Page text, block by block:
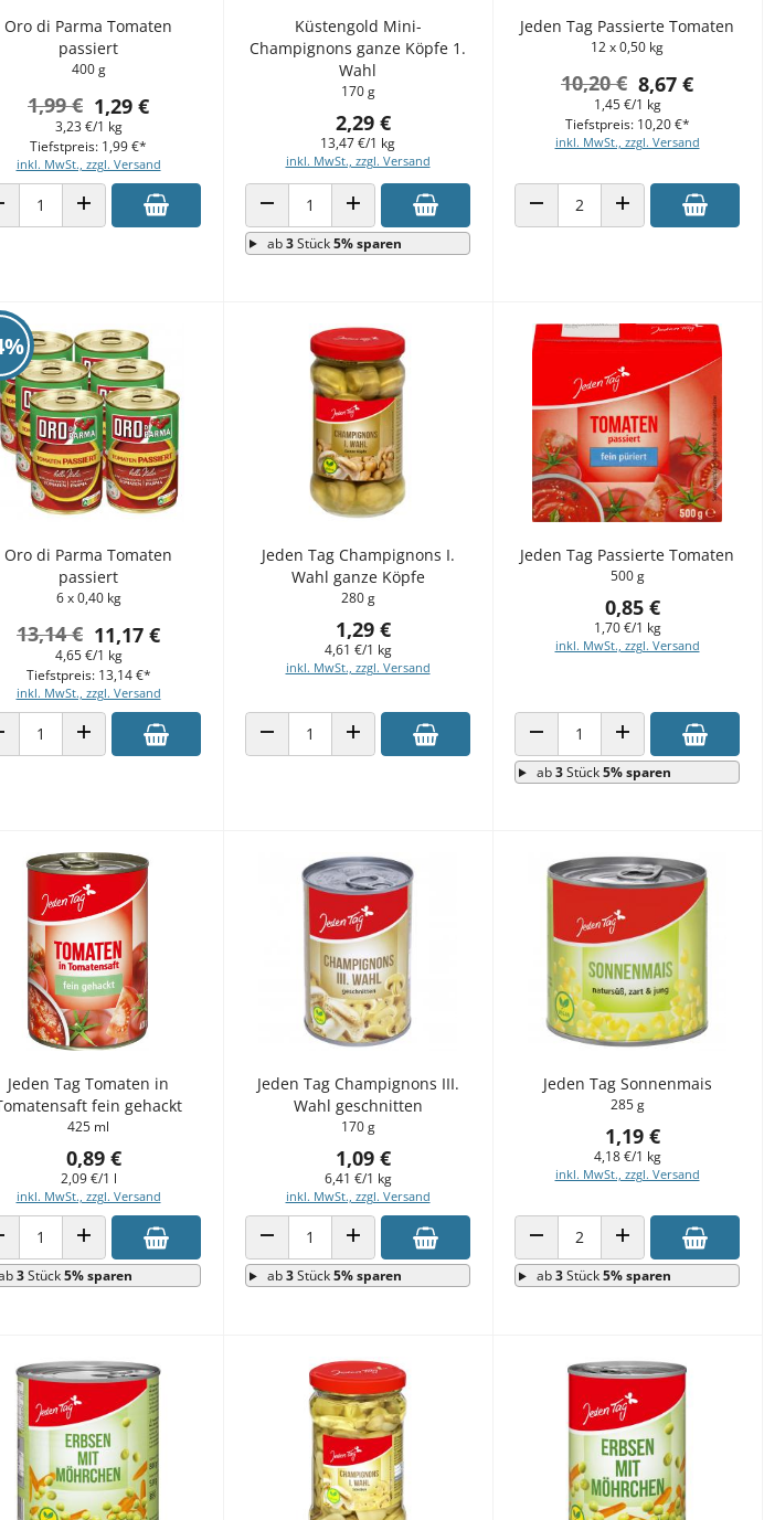
Oro di Parma Tomaten
passiert
400 g
1,29 €
1,99 €
3,23 €/1 kg
inkl. MwSt., zzgl. Versand
Tiefstpreis: 1,99 €*
VERRINGERN
ANZAHL ERHÖHEN
Küstengold Mini-
Champignons ganze Köpfe 1.
Wahl
170 g
2,29 €
13,47 €/1 kg
inkl. MwSt., zzgl. Versand
ANZAHL VERRINGERNANZAHL ERHÖHEN
ab3Stück5% sparen
Jeden Tag Passierte Tomaten
12 x 0,50 kg
8,67 €
10,20 €
1,45 €/1 kg
inkl. MwSt., zzgl. Versand
Tiefstpreis: 10,20 €*
ANZAHL VERRINGERNANZAHL ERHÖHEN
Oro di Parma Tomaten
passiert
6 x 0,40 kg
11,17 €
13,14 €
4,65 €/1 kg
inkl. MwSt., zzgl. Versand
Tiefstpreis: 13,14 €*
VERRINGERN
ANZAHL ERHÖHEN
Jeden Tag Champignons I.
Wahl ganze Köpfe
280 g
1,29 €
4,61 €/1 kg
inkl. MwSt., zzgl. Versand
ANZAHL VERRINGERNANZAHL ERHÖHEN
Jeden Tag Passierte Tomaten
500 g
0,85 €
1,70 €/1 kg
inkl. MwSt., zzgl. Versand
ANZAHL VERRINGERNANZAHL ERHÖHEN
ab3Stück5% sparen
Jeden Tag Tomaten in
fein gehackt
425 ml
0,89 €
2,09 €/1 l
inkl. MwSt., zzgl. Versand
VERRINGERN
ANZAHL ERHÖHEN
3Stück5% sparen
Jeden Tag Champignons III.
Wahl geschnitten
170 g
1,09 €
6,41 €/1 kg
inkl. MwSt., zzgl. Versand
ANZAHL VERRINGERNANZAHL ERHÖHEN
ab3Stück5% sparen
Jeden Tag Sonnenmais
285 g
1,19 €
4,18 €/1 kg
inkl. MwSt., zzgl. Versand
ANZAHL VERRINGERNANZAHL ERHÖHEN
ab3Stück5% sparen